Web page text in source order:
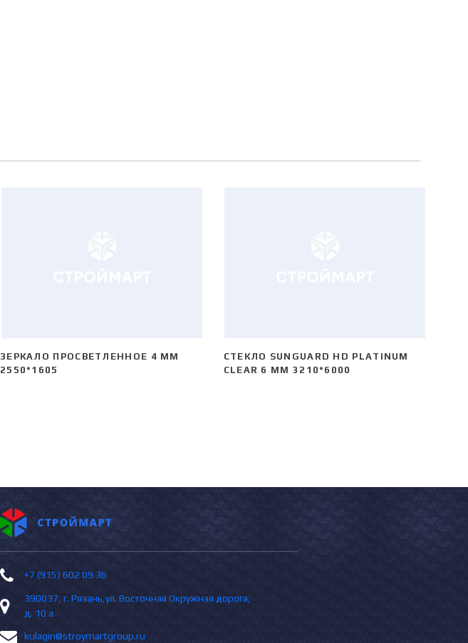
ЗЕРКАЛО ПРОСВЕТЛЕННОЕ 4 ММ
2550*1605
СТЕКЛО SUNGUARD HD PLATINUM
CLEAR 6 ММ 3210*6000
+7 (915) 602 09 36
390037, г. Рязань,ул. Восточная Окружная дорога,
д. 10 а
kulagin@stroymartgroup.ru